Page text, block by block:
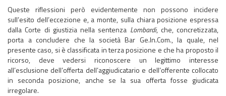
Queste riflessioni però evidentemente non possono incidere
sull’esito dell’eccezione e, a monte, sulla chiara posizione espressa
dalla Corte di giustizia nella sentenza Lombardi, che, concretizzata,
porta a concludere che la società Bar Ge.In.Com., la quale, nel
presente caso, si è classificata in terza posizione e che ha proposto il
ricorso, deve vedersi riconoscere un legittimo interesse
all’esclusione dell’offerta dell’aggiudicatario e dell’offerente collocato
in seconda posizione, anche se la sua offerta fosse giudicata
irregolare.